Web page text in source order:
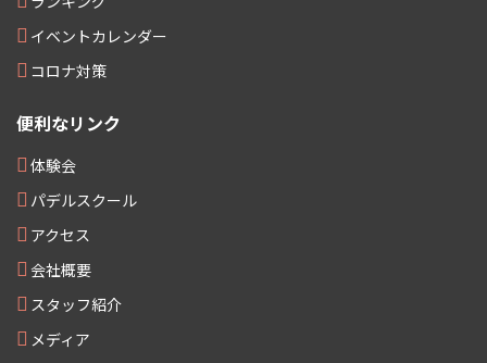
イベントカレンダー
コロナ対策
便利なリンク
体験会
パデルスクール
アクセス
会社概要
スタッフ紹介
メディア